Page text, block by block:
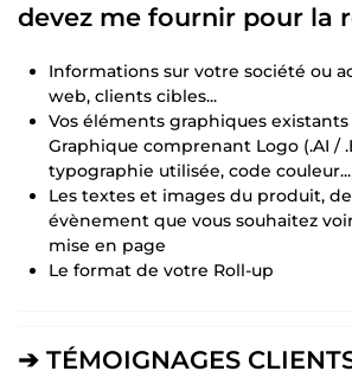
devez me fournir pour la
Informations sur votre société ou
web, clients cibles...
Vos éléments graphiques existants
Graphique comprenant Logo (.AI /
typographie utilisée, code couleur...
Les textes et images du produit, de
évènement que vous souhaitez
mise en page
Le format de votre Roll-up
➔ TÉMOIGNAGES